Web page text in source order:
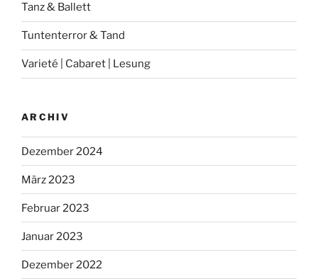
Tanz & Ballett
Tuntenterror & Tand
Varieté | Cabaret | Lesung
ARCHIV
Dezember 2024
März 2023
Februar 2023
Januar 2023
Dezember 2022